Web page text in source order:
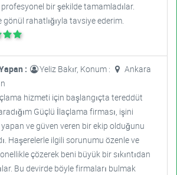
bir şekilde tamamladılar.
gönül rahatlığıyla tavsiye ederim.
: Yeliz Bakır, Konum :
Ankara
hizmeti için başlangıçta tereddüt
Güçlü İlaçlama firması, işini
ve güven veren bir ekip olduğunu
Haşerelerle ilgili sorunumu özenle ve
çözerek beni büyük bir sıkıntıdan
Bu devirde böyle firmaları bulmak